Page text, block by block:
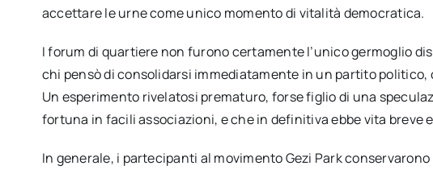
accettare le urne come unico momento di vitalità democratica.
I forum di quartiere non furono certamente l’unico germoglio
chi pensò di consolidarsi immediatamente in un partito
Un esperimento rivelatosi prematuro, forse figlio di una
fortuna in facili associazioni, e che in definitiva ebbe vita breve
In generale, i partecipanti al movimento Gezi Park